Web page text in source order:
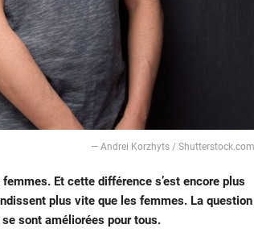
— Andrei Korzhyts / Shutterstock.com
Et cette différence s’est encore plus
plus vite que les femmes. La question
sont améliorées pour tous.